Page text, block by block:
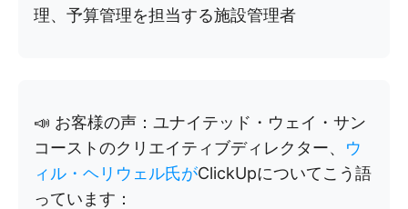
理、予算管理を担当する施設管理者
📣 お客様の声：ユナイテッド・ウェイ・サン
コーストのクリエイティブディレクター、 ウ
ィル・ヘリウェル氏がClickUpについてこう語
っています：